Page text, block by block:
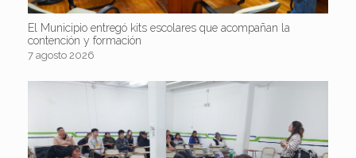
El Municipio entregó kits escolares que acompañan la
contención y formación
7 agosto 2026